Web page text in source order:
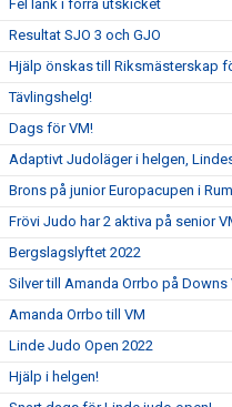
Fel länk i förra utskicket
Resultat SJO 3 och GJO
Hjälp önskas till Riksmästerskap
Tävlingshelg!
Dags för VM!
Adaptivt Judoläger i helgen,
Brons på junior Europacupen i
Frövi Judo har 2 aktiva på senior
Bergslagslyftet 2022
Silver till Amanda Orrbo på Downs
Amanda Orrbo till VM
Linde Judo Open 2022
Hjälp i helgen!